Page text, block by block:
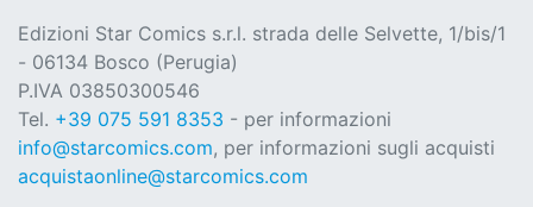
Edizioni Star Comics s.r.l. strada delle Selvette, 1/bis/1
- 06134 Bosco (Perugia)
P.IVA 03850300546
Tel. +39 075 591 8353 - per informazioni
info@starcomics.com, per informazioni sugli acquisti
acquistaonline@starcomics.com